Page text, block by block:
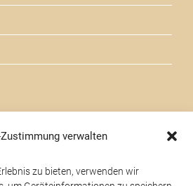
verwalten
zu bieten, verwenden wir